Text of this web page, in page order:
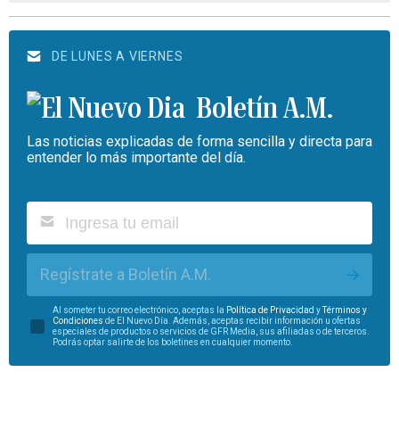
DE LUNES A VIERNES
Boletín A.M.
Las noticias explicadas de forma sencilla y directa para
entender lo más importante del día.
Regístrate a Boletín A.M.
Al someter tu correo electrónico, aceptas la Política de Privacidad y
Términos y
Condiciones de El Nuevo Día. Además, aceptas recibir información u ofertas
especiales de productos o servicios de GFR Media, sus afiliadas o de terceros.
Podrás optar salirte de los boletines en cualquier momento.